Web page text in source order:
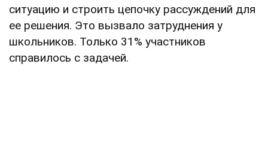
ситуацию и строить цепочку рассуждений для
ее решения. Это вызвало затруднения у
школьников. Только 31% участников
справилось с задачей.